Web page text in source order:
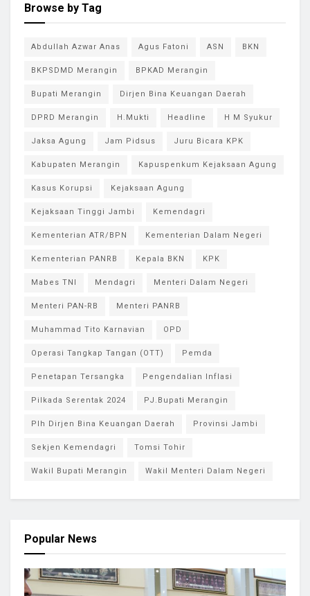
Browse by Tag
Abdullah Azwar Anas Agus Fatoni ASN BKN
BKPSDMD Merangin BPKAD Merangin
Bupati Merangin Dirjen Bina Keuangan Daerah
DPRD Merangin H.Mukti Headline H M Syukur
Jaksa Agung Jam Pidsus Juru Bicara KPK
Kabupaten Merangin Kapuspenkum Kejaksaan Agung
Kasus Korupsi Kejaksaan Agung
Kejaksaan Tinggi Jambi Kemendagri
Kementerian ATR/BPN Kementerian Dalam Negeri
Kementerian PANRB Kepala BKN KPK
Mabes TNI Mendagri Menteri Dalam Negeri
Menteri PAN-RB Menteri PANRB
Muhammad Tito Karnavian OPD
Operasi Tangkap Tangan (OTT) Pemda
Penetapan Tersangka Pengendalian Inflasi
Pilkada Serentak 2024 PJ.Bupati Merangin
Plh Dirjen Bina Keuangan Daerah Provinsi Jambi
Sekjen Kemendagri Tomsi Tohir
Wakil Bupati Merangin Wakil Menteri Dalam Negeri
Popular News